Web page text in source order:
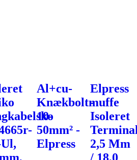
Al+cu-
Knækboltmuffe
10-
50mm² -
Elpress
Elpress
-
Isoleret
2,5 Mm